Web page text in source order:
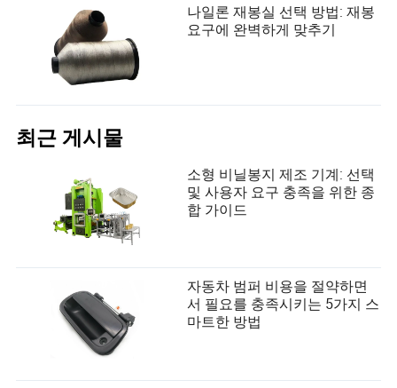
나일론 재봉실 선택 방법: 재봉
요구에 완벽하게 맞추기
최근 게시물
소형 비닐봉지 제조 기계: 선택
및 사용자 요구 충족을 위한 종
합 가이드
자동차 범퍼 비용을 절약하면
서 필요를 충족시키는 5가지 스
마트한 방법